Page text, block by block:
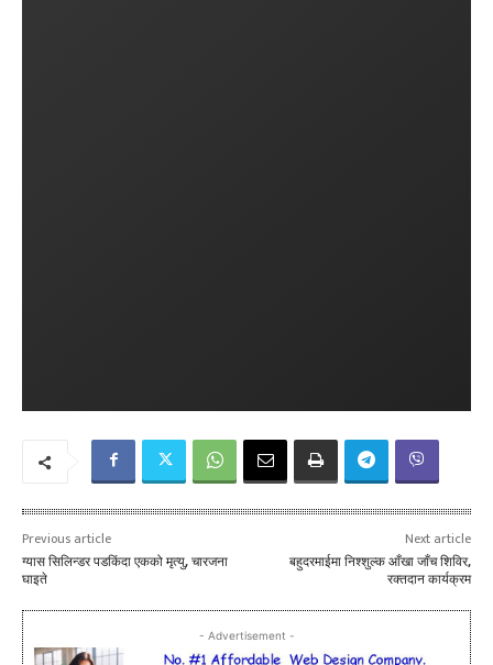
Previous article
ग्यास सिलिन्डर पडकिंदा एकको मृत्यु, चारजना
घाइते
Next article
बहुदरमाईमा निश्शुल्क आँखा जाँच शिविर,
रक्तदान कार्यक्रम
- Advertisement -